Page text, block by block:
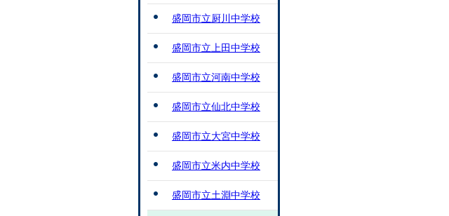
盛岡市立厨川中学校
盛岡市立上田中学校
盛岡市立河南中学校
盛岡市立仙北中学校
盛岡市立大宮中学校
盛岡市立米内中学校
盛岡市立土淵中学校